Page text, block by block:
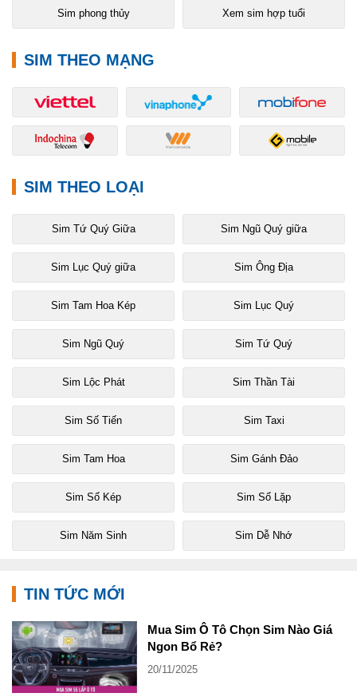
Sim phong thủy Xem sim hợp tuổi
SIM THEO MẠNG
SIM THEO LOẠI
Sim Tứ Quý Giữa Sim Ngũ Quý giữa
Sim Lục Quý giữa Sim Ông Địa
Sim Tam Hoa Kép Sim Lục Quý
Sim Ngũ Quý Sim Tứ Quý
Sim Lộc Phát Sim Thần Tài
Sim Số Tiến Sim Taxi
Sim Tam Hoa Sim Gánh Đảo
Sim Số Kép Sim Số Lặp
Sim Năm Sinh Sim Dễ Nhớ
TIN TỨC MỚI
Mua Sim Ô Tô Chọn Sim Nào Giá
Ngon Bổ Rẻ?
20/11/2025